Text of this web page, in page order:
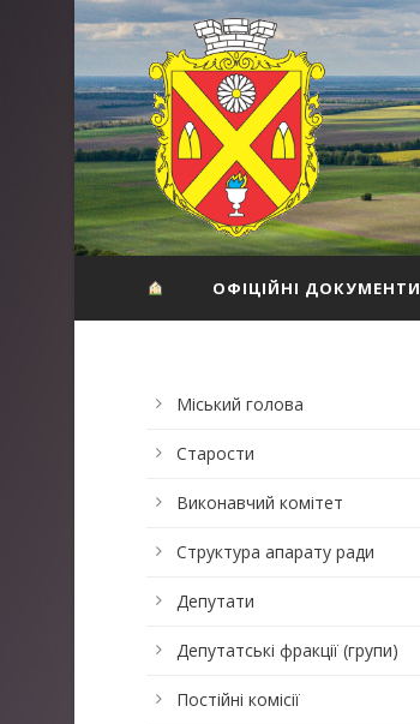
ОФІЦІЙНІ ДОКУМЕНТИ
Міський голова
Старости
Виконавчий комітет
Структура апарату ради
Депутати
Депутатські фракції (групи)
Постійні комісії